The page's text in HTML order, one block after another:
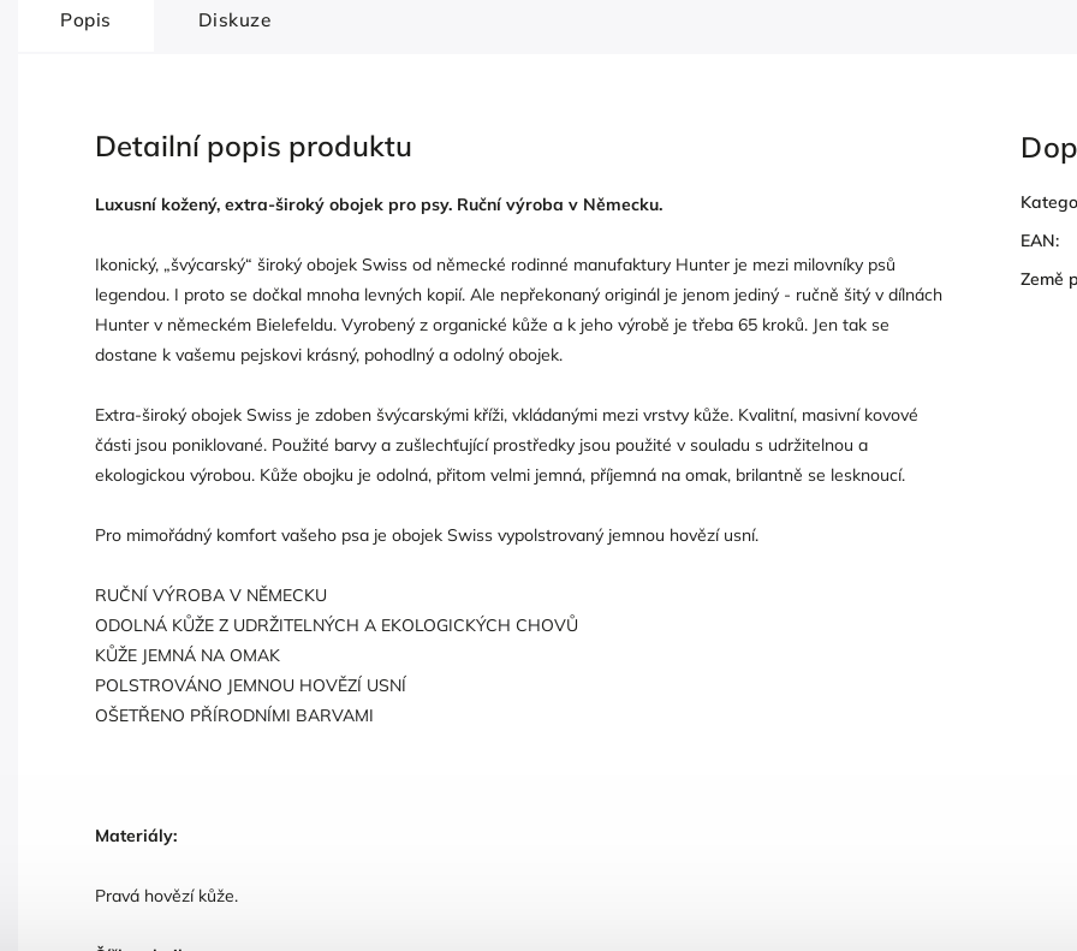
Popis Diskuze
Detailní popis produktu
Luxusní kožený, extra-široký obojek pro psy. Ruční výroba v Německu.
Ikonický, „švýcarský“ široký obojek Swiss od německé rodinné manufaktury Hunter je mezi milovníky psů
legendou. I proto se dočkal mnoha levných kopií. Ale nepřekonaný originál je jenom jediný - ručně šitý v dílnách
Hunter v německém Bielefeldu. Vyrobený z organické kůže a k jeho výrobě je třeba 65 kroků. Jen tak se
dostane k vašemu pejskovi krásný, pohodlný a odolný obojek.
Extra-široký obojek Swiss je zdoben švýcarskými kříži, vkládanými mezi vrstvy kůže. Kvalitní, masivní kovové
části jsou poniklované. Použité barvy a zušlechťující prostředky jsou použité v souladu s udržitelnou a
ekologickou výrobou. Kůže obojku je odolná, přitom velmi jemná, příjemná na omak, brilantně se lesknoucí.
Pro mimořádný komfort vašeho psa je obojek Swiss vypolstrovaný jemnou hovězí usní.
RUČNÍ VÝROBA V NĚMECKU
ODOLNÁ KŮŽE Z UDRŽITELNÝCH A EKOLOGICKÝCH CHOVŮ
KŮŽE JEMNÁ NA OMAK
POLSTROVÁNO JEMNOU HOVĚZÍ USNÍ
OŠETŘENO PŘÍRODNÍMI BARVAMI
Materiály:
Pravá hovězí kůže.
EAN:
Země